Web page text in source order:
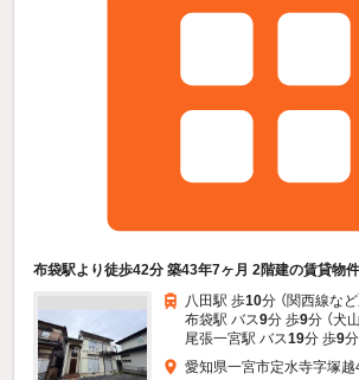
布袋駅より徒歩42分 築43年7ヶ月 2階建の賃貸物件
八田駅 歩10分 （関西線など
布袋駅 バス9分 歩9分 （犬
尾張一宮駅 バス19分 歩9
愛知県一宮市定水寺字塚